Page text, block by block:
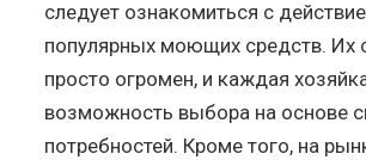
следует ознакомиться с
популярных моющих средств. Их
просто огромен, и каждая
возможность выбора на основе
потребностей. Кроме того, на